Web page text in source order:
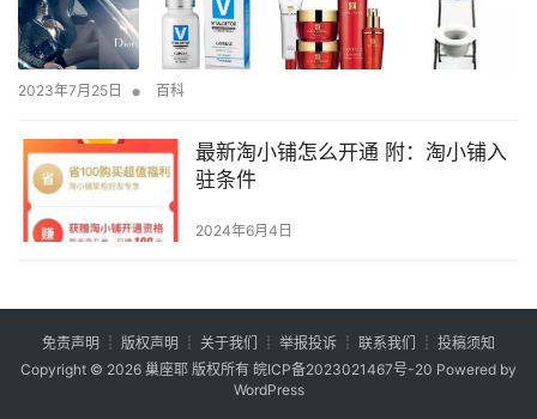
2023年7月25日 • 百科
最新淘小铺怎么开通 附：淘小铺入
驻条件
2024年6月4日
免责声明 ┊ 版权声明 ┊ 关于我们 ┊ 举报投诉 ┊ 联系我们 ┊ 投稿须知
Copyright © 2026 巢座耶 版权所有 皖ICP备2023021467号-20 Powered by
WordPress